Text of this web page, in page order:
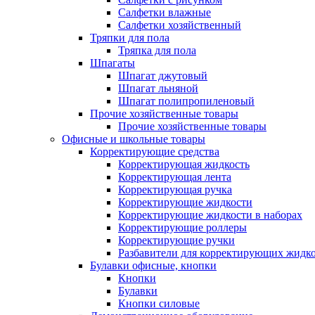
Салфетки влажные
Салфетки хозяйственный
Тряпки для пола
Тряпка для пола
Шпагаты
Шпагат джутовый
Шпагат льняной
Шпагат полипропиленовый
Прочие хозяйственные товары
Прочие хозяйственные товары
Офисные и школьные товары
Корректирующие средства
Корректирующая жидкость
Корректирующая лента
Корректирующая ручка
Корректирующие жидкости
Корректирующие жидкости в наборах
Корректирующие роллеры
Корректирующие ручки
Разбавители для корректирующих
Булавки офисные, кнопки
Кнопки
Булавки
Кнопки силовые